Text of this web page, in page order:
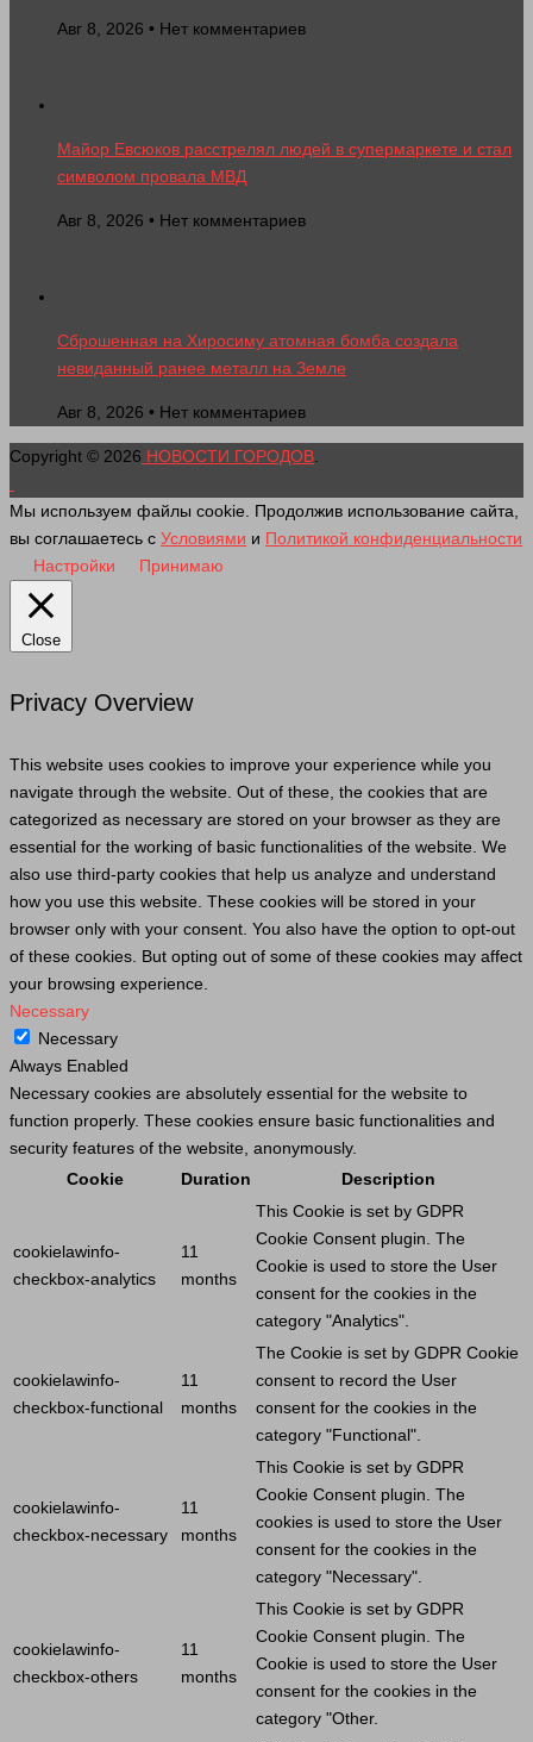
Авг 8, 2026 • Нет комментариев
Майор Евсюков расстрелял людей в супермаркете и стал
символом провала МВД
Авг 8, 2026 • Нет комментариев
Сброшенная на Хиросиму атомная бомба создала
невиданный ранее металл на Земле
Авг 8, 2026 • Нет комментариев
Copyright © 2026 НОВОСТИ ГОРОДОВ
Мы используем файлы cookie. Продолжив использование сайта,
вы соглашаетесь с Условиями и Политикой конфиденциальности
Настройки
Принимаю
Close
Privacy Overview
This website uses cookies to improve your experience while you
navigate through the website. Out of these, the cookies that are
categorized as necessary are stored on your browser as they are
essential for the working of basic functionalities of the website. We
also use third-party cookies that help us analyze and understand
how you use this website. These cookies will be stored in your
browser only with your consent. You also have the option to opt-out
of these cookies. But opting out of some of these cookies may affect
your browsing experience.
Necessary
Necessary
Always Enabled
Necessary cookies are absolutely essential for the website to
function properly. These cookies ensure basic functionalities and
security features of the website, anonymously.
Cookie
Duration Description
cookielawinfo-
checkbox-analytics
11
months
This Cookie is set by GDPR
Cookie Consent plugin. The
Cookie is used to store the User
consent for the cookies in the
category "Analytics".
cookielawinfo-
checkbox-functional
11
months
The Cookie is set by GDPR Cookie
consent to record the User
consent for the cookies in the
category "Functional".
cookielawinfo-
checkbox-necessary
11
months
This Cookie is set by GDPR
Cookie Consent plugin. The
cookies is used to store the User
consent for the cookies in the
category "Necessary".
cookielawinfo-
checkbox-others
11
months
This Cookie is set by GDPR
Cookie Consent plugin. The
Cookie is used to store the User
consent for the cookies in the
category "Other.